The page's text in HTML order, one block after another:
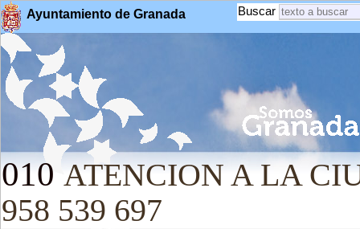
Ayuntamiento de Granada Buscar
010 ATENCION A LA
958 539 697